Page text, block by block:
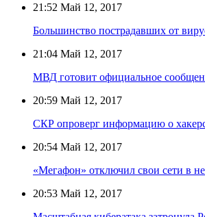
21:52 Май 12, 2017
Большинство пострадавших от
21:04 Май 12, 2017
МВД готовит официальное
20:59 Май 12, 2017
СКР опроверг информацию о
20:54 Май 12, 2017
«Мегафон» отключил свои сети в
20:53 Май 12, 2017